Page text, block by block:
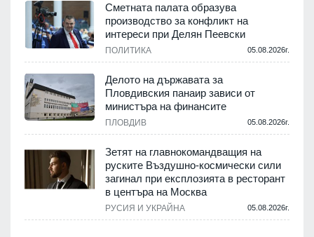
Сметната палата образува
производство за конфликт на
интереси при Делян Пеевски
ПОЛИТИКА 05.08.2026г.
Делото на държавата за
Пловдивския панаир зависи от
министъра на финансите
ПЛОВДИВ 05.08.2026г.
Зетят на главнокомандващия на
руските Въздушно-космически сили
загинал при експлозията в ресторант
в центъра на Москва
РУСИЯ И УКРАЙНА 05.08.2026г.